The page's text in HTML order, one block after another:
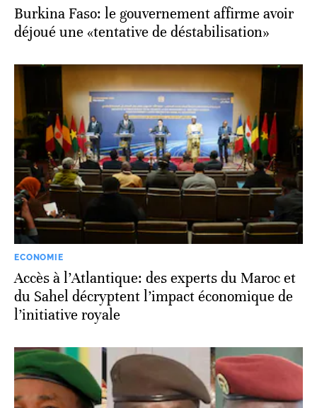
Burkina Faso: le gouvernement affirme avoir
déjoué une «tentative de déstabilisation»
ECONOMIE
Accès à l’Atlantique: des experts du Maroc et
du Sahel décryptent l’impact économique de
l’initiative royale